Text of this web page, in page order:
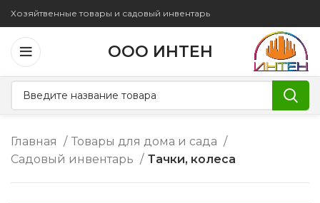
Хозяйтвенные товары и садовый инвентарь
ООО ИНТЕН
Главная
Товары для дома и сада
Садовый инвентарь
Тачки, колеса